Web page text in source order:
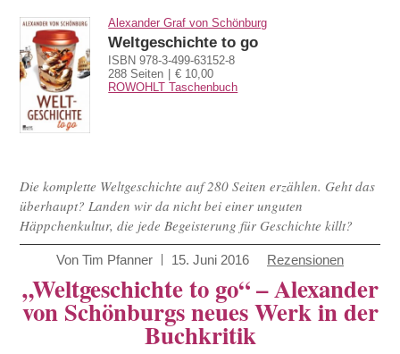
Alexander Graf von Schönburg
Weltgeschichte to go
ISBN 978-3-499-63152-8
288 Seiten
€ 10,00
ROWOHLT Taschenbuch
Die komplette Weltgeschichte auf 280 Seiten erzählen. Geht das
überhaupt? Landen wir da nicht bei einer unguten
Häppchenkultur, die jede Begeisterung für Geschichte killt?
Von Tim Pfanner 15. Juni 2016 Rezensionen
„Weltgeschichte to go“ – Alexander
von Schönburgs neues Werk in der
Buchkritik